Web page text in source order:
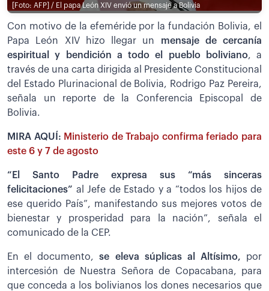
[Foto: AFP] / El papa León XIV envió un mensaje a Bolivia
Con motivo de la efeméride por la fundación Bolivia, el
Papa León XIV hizo llegar un mensaje de cercanía
espiritual y bendición a todo el pueblo boliviano, a
través de una carta dirigida al Presidente Constitucional
del Estado Plurinacional de Bolivia, Rodrigo Paz Pereira,
señala un reporte de la Conferencia Episcopal de
Bolivia.
MIRA AQUÍ: Ministerio de Trabajo confirma feriado para
este 6 y 7 de agosto
“El Santo Padre expresa sus “más sinceras
felicitaciones” al Jefe de Estado y a “todos los hijos de
ese querido País”, manifestando sus mejores votos de
bienestar y prosperidad para la nación”, señala el
comunicado de la CEP.
En el documento,se eleva súplicas al Altísimo, por
intercesión de Nuestra Señora de Copacabana, para
que conceda a los bolivianos los dones necesarios que